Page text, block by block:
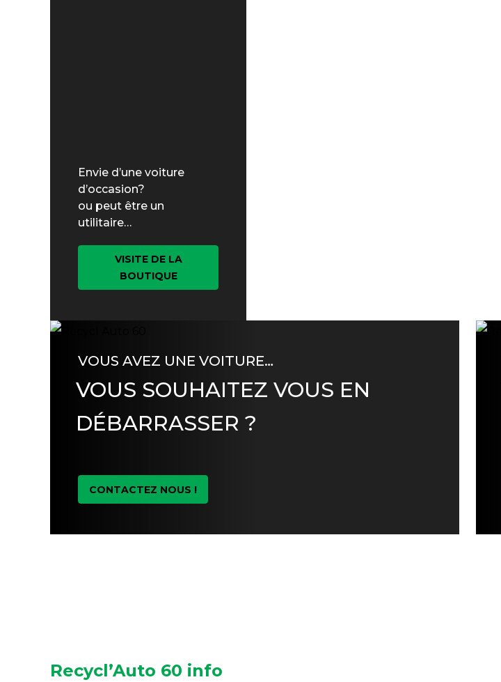
Envie d’une voiture
d’occasion?
ou peut être un
utilitaire…
VISITE DE LA
BOUTIQUE
VOUS AVEZ UNE VOITURE…
VOUS SOUHAITEZ VOUS EN
DÉBARRASSER ?
CONTACTEZ NOUS !
Recycl’Auto 60 info